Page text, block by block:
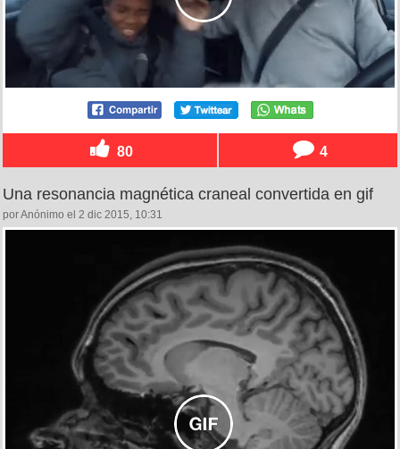
80 4
Una resonancia magnética craneal convertida en gif
por Anónimo el 2 dic 2015, 10:31